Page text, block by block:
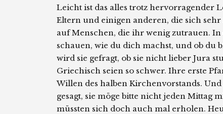
Leicht ist das alles trotz hervorragender
Eltern und einigen anderen, die sich
auf Menschen, die ihr wenig zutrauen. In
schauen, wie du dich machst, und ob du
wird sie gefragt, ob sie nicht lieber Jura
Griechisch seien so schwer. Ihre erste
Willen des halben Kirchenvorstands.
gesagt, sie möge bitte nicht jeden Mittag
müssten sich doch auch mal erholen.